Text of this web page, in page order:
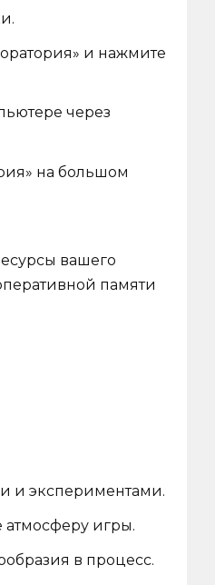
и нажмите
через
на большом
вашего
памяти
и экспериментами.
игры.
в процесс.